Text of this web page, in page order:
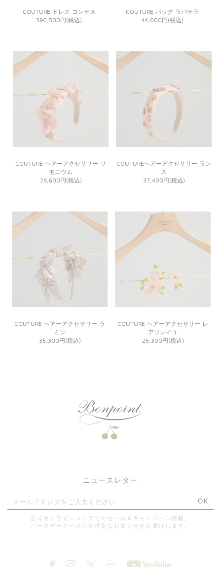
COUTURE ドレス コンテス
390,500円(税込)
COUTURE バッグ ラバテラ
44,000円(税込)
COUTURE ヘアーアクセサリー リ
モニウム
28,600円(税込)
COUTUREヘアーアクセサリー ラン
ス
37,400円(税込)
COUTURE ヘアーアクセサリー ラ
ミン
36,300円(税込)
COUTURE ヘアーアクセサリー レ
アソレイユ
25,300円(税込)
ニュースレター
OK
公式オンラインストアでのセール＆キャンペーン情報、
バースデークーポンや特別なお知らせをお届けします。